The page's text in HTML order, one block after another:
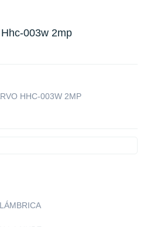
003w 2mp
HHC-003W 2MP